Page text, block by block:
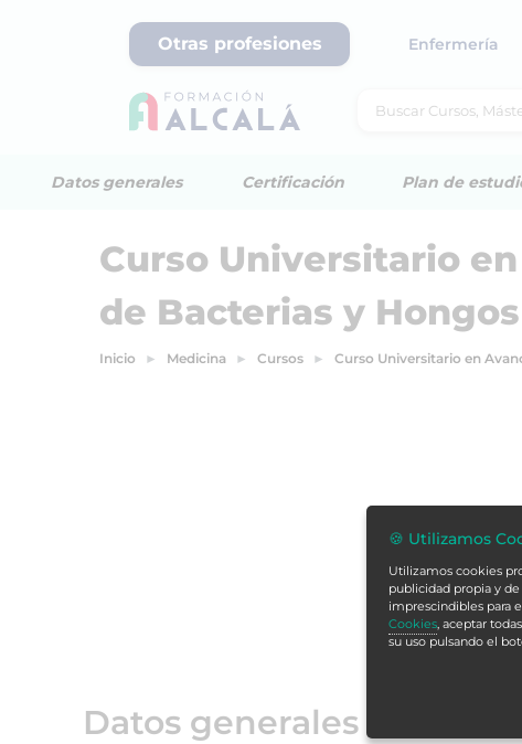
Otras profesiones Enfermería
Datos generales Certificación Plan de
Curso Universitario
de Bacterias y
Inicio Medicina Cursos Curso Universitario en
Datos generales
🍪 Utilizamos
Utilizamos cookies
publicidad propia y
imprescindibles para
Cookies, aceptar
su uso pulsando el